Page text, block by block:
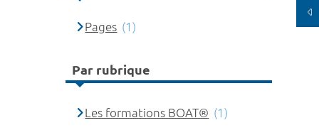
Pages (1)
Par rubrique
Les formations BOAT® (1)